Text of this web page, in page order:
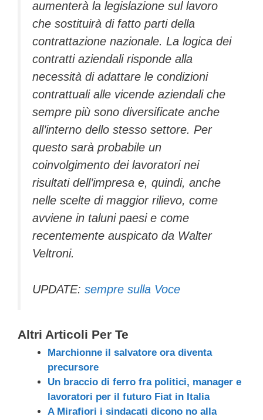
aumenterà la legislazione sul lavoro
che sostituirà di fatto parti della
contrattazione nazionale. La logica dei
contratti aziendali risponde alla
necessità di adattare le condizioni
contrattuali alle vicende aziendali che
sempre più sono diversificate anche
all’interno dello stesso settore. Per
questo sarà probabile un
coinvolgimento dei lavoratori nei
risultati dell’impresa e, quindi, anche
nelle scelte di maggior rilievo, come
avviene in taluni paesi e come
recentemente auspicato da Walter
Veltroni.
UPDATE: sempre sulla Voce
Altri Articoli Per Te
Marchionne il salvatore ora diventa
precursore
Un braccio di ferro fra politici, manager e
lavoratori per il futuro Fiat in Italia
A Mirafiori i sindacati dicono no alla